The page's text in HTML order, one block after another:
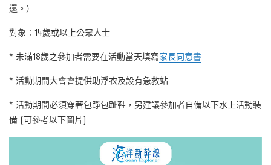
還。 ）
對象︰14歲或以上公眾人士
* 未滿18歲之參加者需要在活動當天填寫家長同意書
* 活動期間大會會提供助浮衣及設有急救站
* 活動期間必須穿著包踭包趾鞋，另建議參加者自備以下水上活動裝
備 (可參考以下圖片)